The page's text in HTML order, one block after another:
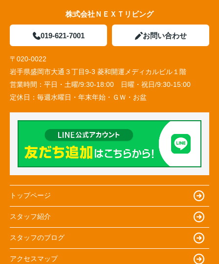
株式会社ＮＥＸＴリビング
019-621-7001 お問い合わせ
〒020-0022
岩手県盛岡市大通３丁目9-3 菱和開運メディカルビル１階
営業時間： 平日・土曜/9:30-18:00 日曜・祝日/9:30-15:00
定休日： 毎週水曜日・年末年始・ＧＷ・お盆
トップページ
スタッフ紹介
スタッフのブログ
アクセスマップ